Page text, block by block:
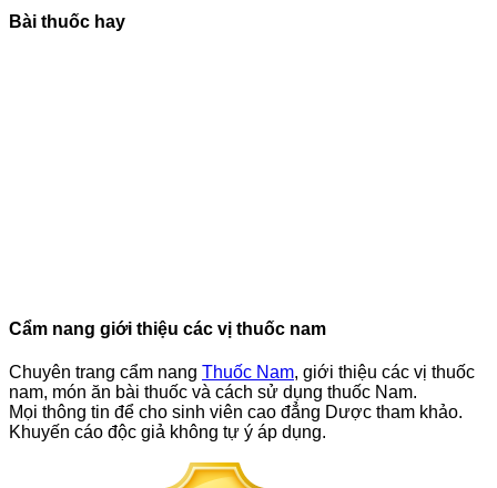
Bài thuốc hay
Cẩm nang giới thiệu các vị thuốc nam
Chuyên trang cẩm nang Thuốc Nam, giới thiệu các vị thuốc
nam, món ăn bài thuốc và cách sử dụng thuốc Nam.
Mọi thông tin để cho sinh viên cao đẳng Dược tham khảo.
Khuyến cáo độc giả không tự ý áp dụng.